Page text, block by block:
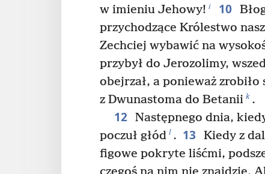
w imieniu Jehowy! i 10
przychodzące Królestwo
Zechciej wybawić na
przybył do Jerozolimy,
obejrzał, a ponieważ zrobiło
z Dwunastoma do Betanii k .
12 Następnego dnia,
poczuł głód l . 13
Kiedy z
figowe pokryte liśćmi,